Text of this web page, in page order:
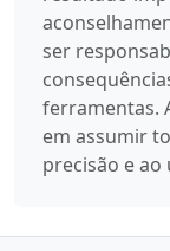
ser
ferramentas.
em assumir
precisão e